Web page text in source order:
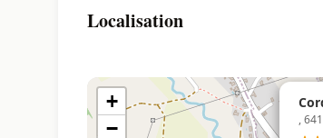
Localisation
,
+
−